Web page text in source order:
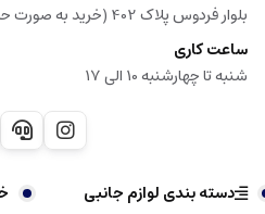
بلوار فردوس پلاک 402 (خرید به صورت حضوری امکان پذیر نیست)
ساعت کاری
شنبه تا چهارشنبه 10 الی 17
دسته بندی لوازم جانبی